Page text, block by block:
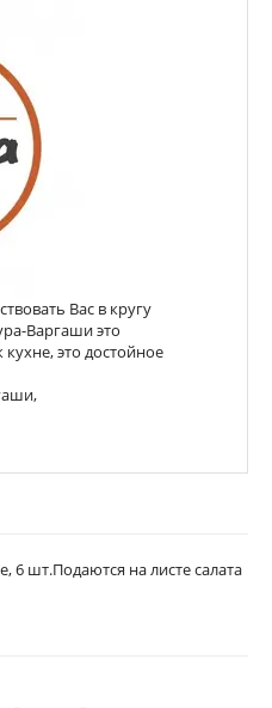
Вас в кругу
Варгаши это
это достойное
6 шт.Подаются на листе салата